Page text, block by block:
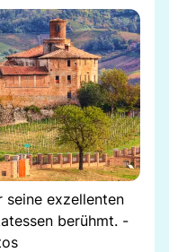
seine exzellenten
berühmt. -